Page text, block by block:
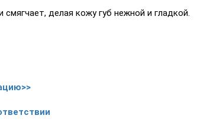
смягчает, делая кожу губ нежной и гладкой.